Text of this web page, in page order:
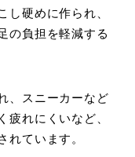
し硬めに作られ、
の負担を軽減する
、スニーカーなど
疲れにくいなど、
れています。